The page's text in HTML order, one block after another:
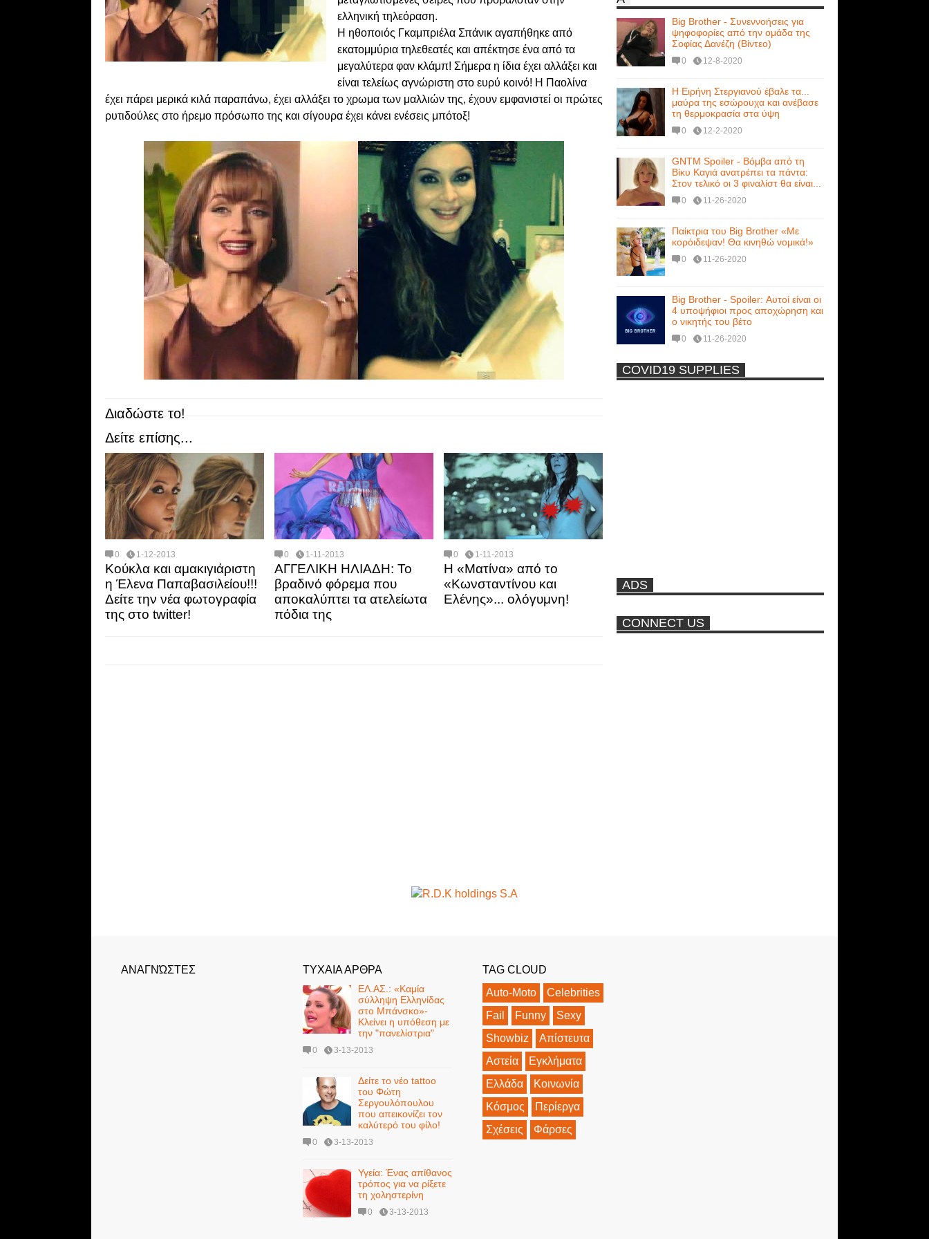
ελληνική τηλεόραση.
Η ηθοποιός Γκαμπριέλα Σπάνικ αγαπήθηκε από
εκατομμύρια τηλεθεατές και απέκτησε ένα από τα
μεγαλύτερα φαν κλάμπ! Σήμερα η ίδια έχει αλλάξει και
είναι τελείως αγνώριστη στο ευρύ κοινό! Η Παολίνα
έχει πάρει μερικά κιλά παραπάνω, έχει αλλάξει το χρωμα των μαλλιών της, έχουν εμφανιστεί οι πρώτες
ρυτιδούλες στο ήρεμο πρόσωπο της και σίγουρα έχει κάνει ενέσεις μπότοξ!
Διαδώστε το!
Δείτε επίσης...
0 1-12-2013
Κούκλα και αμακιγιάριστη
η Έλενα Παπαβασιλείου!!!
Δείτε την νέα φωτογραφία
της στο twitter!
0 1-11-2013
ΑΓΓΕΛΙΚΗ ΗΛΙΑΔΗ: Το
βραδινό φόρεμα που
αποκαλύπτει τα ατελείωτα
πόδια της
0 1-11-2013
Η «Ματίνα» από το
«Κωνσταντίνου και
Ελένης»... ολόγυμνη!
Big Brother - Συνεννοήσεις για
ψηφοφορίες από την ομάδα της
Σοφίας Δανέζη (Βίντεο)
0 12-8-2020
Η Ειρήνη Στεργιανού έβαλε τα...
μαύρα της εσώρουχα και ανέβασε
τη θερμοκρασία στα ύψη
0 12-2-2020
GNTM Spoiler - Βόμβα από τη
Βίκυ Καγιά ανατρέπει τα πάντα:
Στον τελικό οι 3 φιναλίστ θα είναι...
0 11-26-2020
Παίκτρια του Big Brother «Με
κορόιδεψαν! Θα κινηθώ νομικά!»
0 11-26-2020
Big Brother - Spoiler: Αυτοί είναι οι
4 υποψήφιοι προς αποχώρηση και
ο νικητής του βέτο
0 11-26-2020
Η Εύα Λάσκαρη Γυμνή Στο
ποτέ ξανά!
-
COVID19 SUPPLIES
ADS
CONNECT US
ΑΝΑΓΝΏΣΤΕΣ ΤΥΧΑΙΑ ΑΡΘΡΑ
ΕΛ.ΑΣ.: «Καμία
σύλληψη Ελληνίδας
στο Μπάνσκο»-
Κλείνει η υπόθεση με
την "πανελίστρια"
0 3-13-2013
Δείτε το νέο tattoo
του Φώτη
Σεργουλόπουλου
που απεικονίζει τον
καλύτερό του φίλο!
0 3-13-2013
Υγεία: Ένας απίθανος
τρόπος για να ρίξετε
τη χοληστερίνη
0 3-13-2013
TAG CLOUD
Auto-Moto
Celebrities
Fail
Funny
Sexy
Showbiz
Απίστευτα
Αστεία
Εγκλήματα
Ελλάδα
Κοινωνία
Κόσμος
Περίεργα
Σχέσεις
Φάρσες